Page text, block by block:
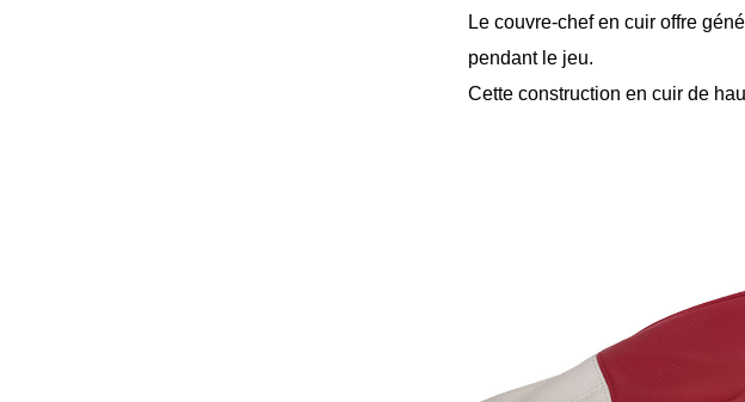
Le couvre-chef en cuir offre
pendant le jeu.
Cette construction en cuir de